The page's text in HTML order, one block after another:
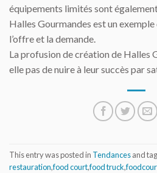
équipements limités sont
Halles Gourmandes est un
l’offre et la demande.
La profusion de création de Halles
elle pas de nuire à leur succès par
This entry was posted in Tendancesand
restauration,food court,food truck,